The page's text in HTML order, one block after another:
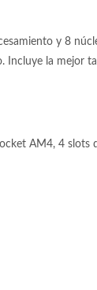
y 8
Incluye la mejor
AM4, 4 slots